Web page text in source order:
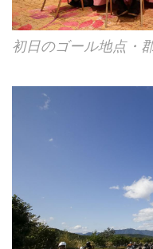
初日のゴール地点・